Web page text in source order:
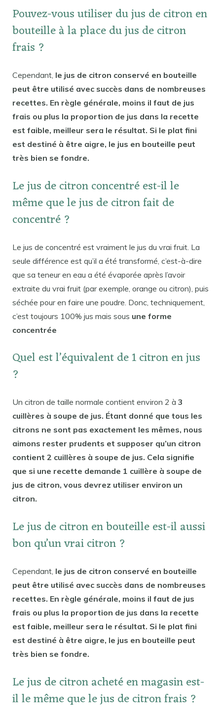
Pouvez-vous utiliser du jus de citron en
bouteille à la place du jus de citron
frais ?
Cependant, le jus de citron conservé en bouteille
peut être utilisé avec succès dans de nombreuses
recettes. En règle générale, moins il faut de jus
frais ou plus la proportion de jus dans la recette
est faible, meilleur sera le résultat. Si le plat fini
est destiné à être aigre, le jus en bouteille peut
très bien se fondre.
Le jus de citron concentré est-il le
même que le jus de citron fait de
concentré ?
Le jus de concentré est vraiment le jus du vrai fruit. La
seule différence est qu’il a été transformé, c’est-à-dire
que sa teneur en eau a été évaporée après l’avoir
extraite du vrai fruit (par exemple, orange ou citron), puis
séchée pour en faire une poudre. Donc, techniquement,
c’est toujours 100% jus mais sous une forme
concentrée
Quel est l’équivalent de 1 citron en jus
?
Un citron de taille normale contient environ 2 à 3
cuillères à soupe de jus. Étant donné que tous les
citrons ne sont pas exactement les mêmes, nous
aimons rester prudents et supposer qu’un citron
contient 2 cuillères à soupe de jus. Cela signifie
que si une recette demande 1 cuillère à soupe de
jus de citron, vous devrez utiliser environ un
citron.
Le jus de citron en bouteille est-il aussi
bon qu’un vrai citron ?
Cependant, le jus de citron conservé en bouteille
peut être utilisé avec succès dans de nombreuses
recettes. En règle générale, moins il faut de jus
frais ou plus la proportion de jus dans la recette
est faible, meilleur sera le résultat. Si le plat fini
est destiné à être aigre, le jus en bouteille peut
très bien se fondre.
Le jus de citron acheté en magasin est-
il le même que le jus de citron frais ?